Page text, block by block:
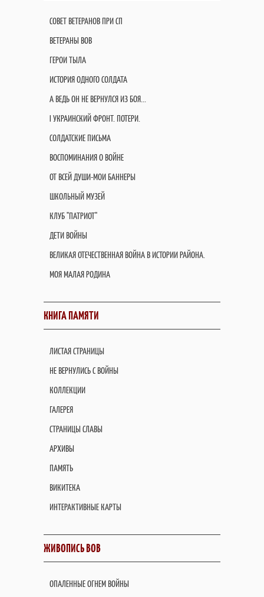
СОВЕТ ВЕТЕРАНОВ ПРИ СП
ВЕТЕРАНЫ ВОВ
ГЕРОИ ТЫЛА
ИСТОРИЯ ОДНОГО СОЛДАТА
А ВЕДЬ ОН НЕ ВЕРНУЛСЯ ИЗ БОЯ...
I УКРАИНСКИЙ ФРОНТ. ПОТЕРИ.
СОЛДАТСКИЕ ПИСЬМА
ВОСПОМИНАНИЯ О ВОЙНЕ
ОТ ВСЕЙ ДУШИ-МОИ БАННЕРЫ
ШКОЛЬНЫЙ МУЗЕЙ
КЛУБ "ПАТРИОТ"
ДЕТИ ВОЙНЫ
ВЕЛИКАЯ ОТЕЧЕСТВЕННАЯ ВОЙНА В ИСТОРИИ РАЙОНА.
МОЯ МАЛАЯ РОДИНА
КНИГА ПАМЯТИ
ЛИСТАЯ СТРАНИЦЫ
НЕ ВЕРНУЛИСЬ С ВОЙНЫ
КОЛЛЕКЦИИ
ГАЛЕРЕЯ
СТРАНИЦЫ СЛАВЫ
АРХИВЫ
ПАМЯТЬ
ВИКИТЕКА
ИНТЕРАКТИВНЫЕ КАРТЫ
ЖИВОПИСЬ ВОВ
ОПАЛЕННЫЕ ОГНЕМ ВОЙНЫ